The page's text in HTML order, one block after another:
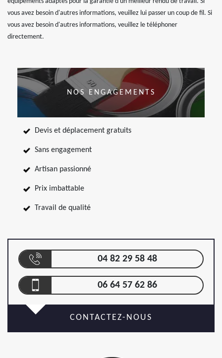
vous avez besoin d'autres informations, veuillez lui passer un coup de fil. Si
vous avez besoin d'autres informations, veuillez le téléphoner
directement.
NOS ENGAGEMENTS
Devis et déplacement gratuits
Sans engagement
Artisan passionné
Prix imbattable
Travail de qualité
04 82 29 58 48
06 64 57 62 86
CONTACTEZ-NOUS